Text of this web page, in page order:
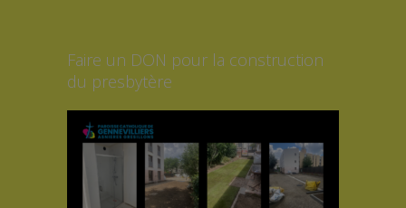
Faire un DON pour la construction
du presbytère